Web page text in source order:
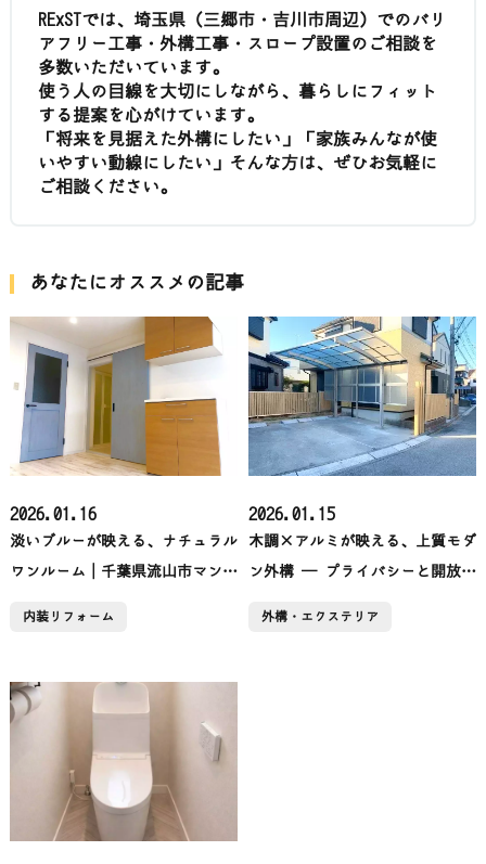
RExSTでは、埼玉県（三郷市・吉川市周辺）でのバリ
アフリー工事・外構工事・スロープ設置のご相談を
多数いただいています。
使う人の目線を大切にしながら、暮らしにフィット
する提案を心がけています。
「将来を見据えた外構にしたい」「家族みんなが使
いやすい動線にしたい」そんな方は、ぜひお気軽に
ご相談ください。
あなたにオススメの記事
2026.01.16
淡いブルーが映える、ナチュラル
ワンルーム│千葉県流山市マンシ
内装リフォーム
2026.01.15
木調×アルミが映える、上質モダ
ン外構 ― プライバシーと開放感
外構・エクステリア